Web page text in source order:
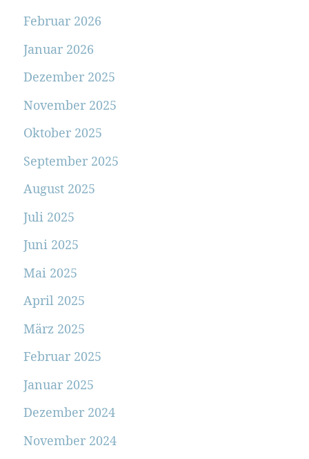
Februar 2026
Januar 2026
Dezember 2025
November 2025
Oktober 2025
September 2025
August 2025
Juli 2025
Juni 2025
Mai 2025
April 2025
März 2025
Februar 2025
Januar 2025
Dezember 2024
November 2024